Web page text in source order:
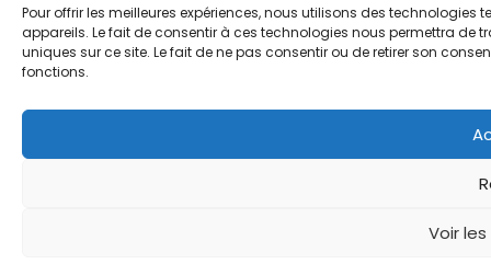
Pour offrir les meilleures expériences, nous utilisons des
appareils. Le fait de consentir à ces technologies nous permettra de
uniques sur ce site. Le fait de ne pas consentir ou de retirer son
fonctions.
Voir